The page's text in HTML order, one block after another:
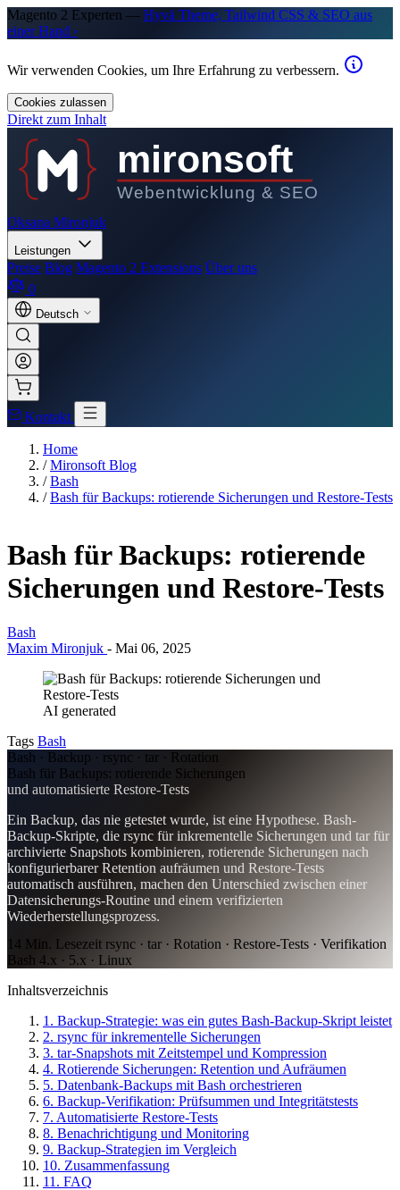
Magento 2 Experten — Hyvä Theme, Tailwind CSS & SEO aus
einer Hand ›
Wir verwenden Cookies, um Ihre Erfahrung zu verbessern.
Cookies zulassen
Direkt zum Inhalt
mironsoft
Webentwicklung & SEO
Oksana Mironjuk
Leistungen
Preise Blog Magento 2 Extensions Über uns
0
Deutsch
Kontakt
Home
/ Mironsoft Blog
/ Bash
/ Bash für Backups: rotierende Sicherungen und Restore-Tests
Bash für Backups: rotierende
Sicherungen und Restore-Tests
Bash
Maxim Mironjuk - Mai 06, 2025
AI generated
Tags Bash
Bash · Backup · rsync · tar · Rotation
Bash für Backups: rotierende Sicherungen
und automatisierte Restore-Tests
Ein Backup, das nie getestet wurde, ist eine Hypothese. Bash-
Backup-Skripte, die rsync für inkrementelle Sicherungen und tar für
archivierte Snapshots kombinieren, rotierende Sicherungen nach
konfigurierbarer Retention aufräumen und Restore-Tests
automatisch ausführen, machen den Unterschied zwischen einer
Datensicherungs-Routine und einem verifizierten
Wiederherstellungsprozess.
14 Min. Lesezeit rsync · tar · Rotation · Restore-Tests · Verifikation
Bash 4.x · 5.x · Linux
Inhaltsverzeichnis
1. Backup-Strategie: was ein gutes Bash-Backup-Skript leistet
2. rsync für inkrementelle Sicherungen
3. tar-Snapshots mit Zeitstempel und Kompression
4. Rotierende Sicherungen: Retention und Aufräumen
5. Datenbank-Backups mit Bash orchestrieren
6. Backup-Verifikation: Prüfsummen und Integritätstests
7. Automatisierte Restore-Tests
8. Benachrichtigung und Monitoring
9. Backup-Strategien im Vergleich
10. Zusammenfassung
11. FAQ